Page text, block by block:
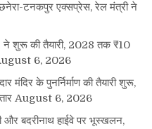
टनकपुर एक्सप्रेस, रेल मंत्री ने
ने शुरू की तैयारी, 2028 तक ₹10
6, 2026
मंदिर के पुनर्निर्माण की तैयारी शुरू,
August 6, 2026
और बदरीनाथ हाईवे पर भूस्खलन,